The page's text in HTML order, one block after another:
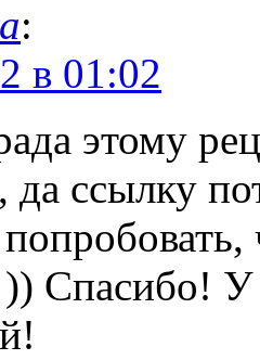
:
в 01:02
этому
да ссылку
)) Спасибо! У